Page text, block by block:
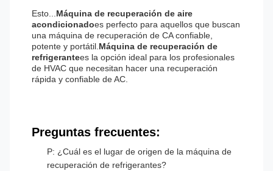
Esto...Máquina de recuperación de aire
acondicionadoes perfecto para aquellos que buscan
una máquina de recuperación de CA confiable,
potente y portátil.Máquina de recuperación de
refrigerantees la opción ideal para los profesionales
de HVAC que necesitan hacer una recuperación
rápida y confiable de AC.
Preguntas frecuentes:
P: ¿Cuál es el lugar de origen de la máquina de
recuperación de refrigerantes?